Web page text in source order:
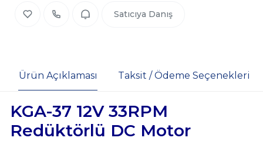
Satıcıya Danış
Ürün Açıklaması Taksit / Ödeme Seçenekleri
KGA-37 12V 33RPM
Redüktörlü DC Motor